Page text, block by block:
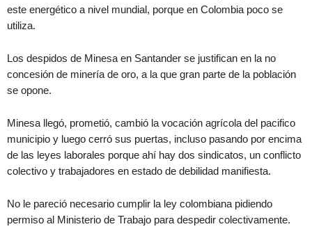
este energético a nivel mundial, porque en Colombia poco se
utiliza.
Los despidos de Minesa en Santander se justifican en la no
concesión de minería de oro, a la que gran parte de la población
se opone.
Minesa llegó, prometió, cambió la vocación agrícola del pacifico
municipio y luego cerró sus puertas, incluso pasando por encima
de las leyes laborales porque ahí hay dos sindicatos, un conflicto
colectivo y trabajadores en estado de debilidad manifiesta.
No le pareció necesario cumplir la ley colombiana pidiendo
permiso al Ministerio de Trabajo para despedir colectivamente.